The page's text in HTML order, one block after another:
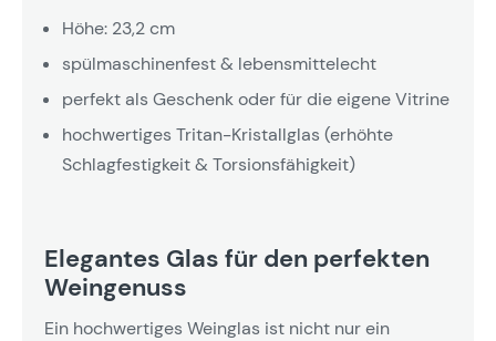
Höhe: 23,2 cm
spülmaschinenfest & lebensmittelecht
perfekt als Geschenk oder für die eigene Vitrine
hochwertiges Tritan-Kristallglas (erhöhte
Schlagfestigkeit & Torsionsfähigkeit)
Elegantes Glas für den perfekten
Weingenuss
Ein hochwertiges Weinglas ist nicht nur ein